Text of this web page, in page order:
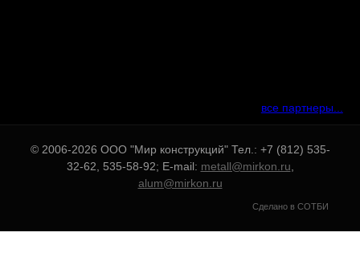
все партнеры...
© 2006-2026 OOO "Мир конструкций" Тел.: +7 (812) 535-
32-62, 535-58-92; E-mail: metall@mirkon.ru
alum@mirkon.ru
Сделано в СОТБИ